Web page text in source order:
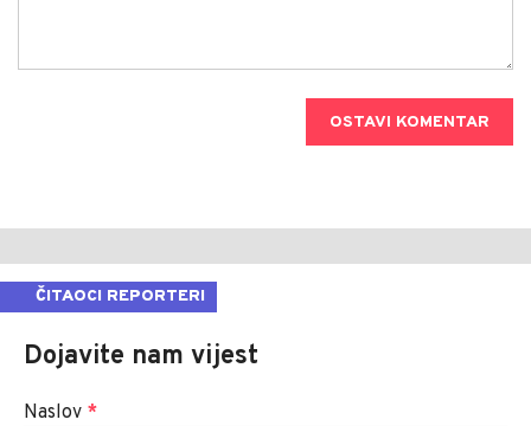
OSTAVI KOMENTAR
ČITAOCI REPORTERI
Dojavite nam vijest
Naslov *